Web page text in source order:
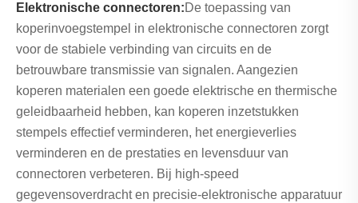
Elektronische connectoren:De toepassing van
koperinvoegstempel in elektronische connectoren zorgt
voor de stabiele verbinding van circuits en de
betrouwbare transmissie van signalen. Aangezien
koperen materialen een goede elektrische en thermische
geleidbaarheid hebben, kan koperen inzetstukken
stempels effectief verminderen, het energieverlies
verminderen en de prestaties en levensduur van
connectoren verbeteren. Bij high-speed
gegevensoverdracht en precisie-elektronische apparatuur